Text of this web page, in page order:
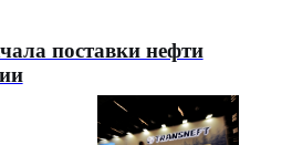
поставки нефти